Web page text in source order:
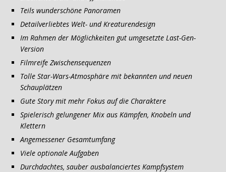
Teils wunderschöne Panoramen
Detailverliebtes Welt- und Kreaturendesign
Im Rahmen der Möglichkeiten gut umgesetzte Last-Gen-
Version
Filmreife Zwischensequenzen
Tolle Star-Wars-Atmosphäre mit bekannten und neuen
Schauplätzen
Gute Story mit mehr Fokus auf die Charaktere
Spielerisch gelungener Mix aus Kämpfen, Knobeln und
Klettern
Angemessener Gesamtumfang
Viele optionale Aufgaben
Durchdachtes, sauber ausbalanciertes Kampfsystem